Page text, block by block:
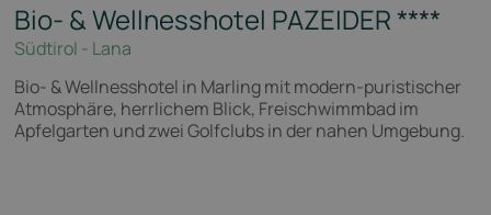
Bio- & Wellnesshotel PAZEIDER ****
Südtirol - Lana
Bio- & Wellnesshotel in Marling mit modern-puristischer
Atmosphäre, herrlichem Blick, Freischwimmbad im
Apfelgarten und zwei Golfclubs in der nahen Umgebung.